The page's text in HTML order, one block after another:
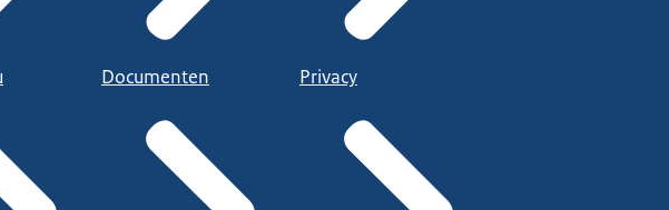
Documenten Privacy